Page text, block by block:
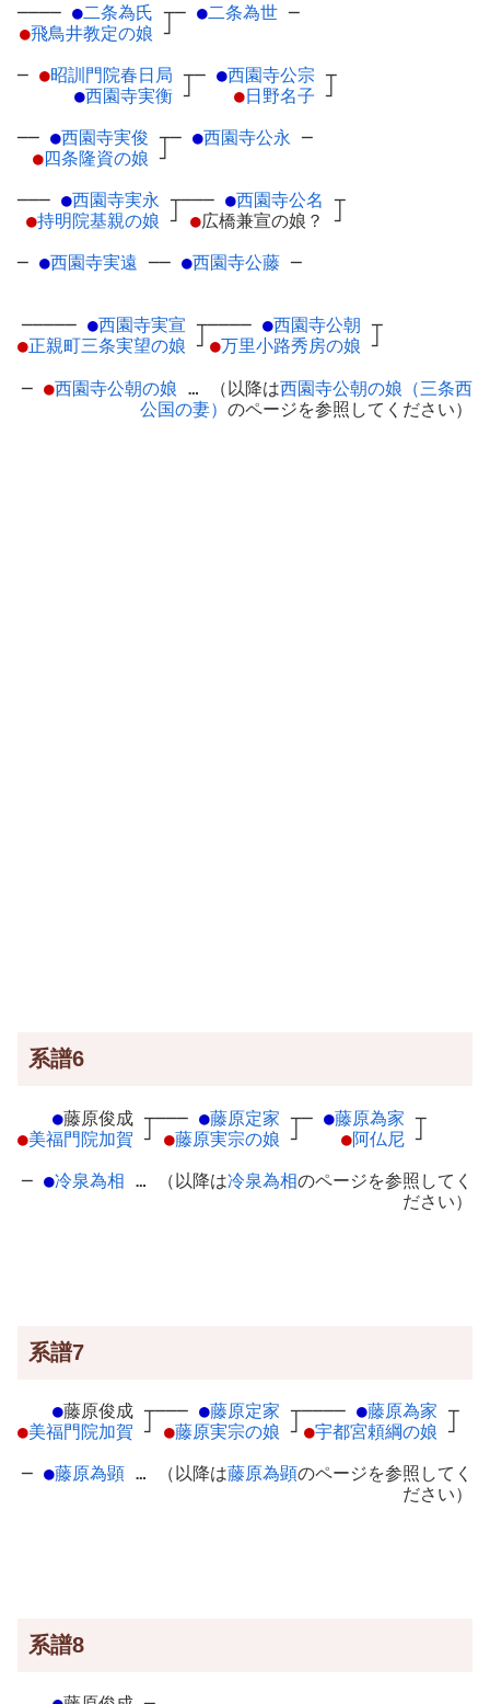
──── ●二条為氏 ┬
●飛鳥井教定の娘 ┘
─ ●二条為世 ─
─ ●昭訓門院春日局 ┬
●西園寺実衡 ┘
─ ●西園寺公宗 ┬
●日野名子 ┘
── ●西園寺実俊 ┬
●四条隆資の娘 ┘
─ ●西園寺公永 ─
─── ●西園寺実永 ┬
●持明院基親の娘 ┘
─── ●西園寺公名 ┬
●広橋兼宣の娘？ ┘
─ ●西園寺実遠 ── ●西園寺公藤 ─
───── ●西園寺実宣 ┬
●正親町三条実望の娘 ┘
──── ●西園寺公朝 ┬
●万里小路秀房の娘 ┘
─ ●西園寺公朝の娘 … （以降は西園寺公朝の娘（三条西
公国の妻） のページを参照してください）
系譜6
●藤原俊成 ┬
●美福門院加賀 ┘
─── ●藤原定家 ┬
●藤原実宗の娘 ┘
─ ●藤原為家 ┬
●阿仏尼 ┘
─ ●冷泉為相 … （以降は冷泉為相のページを参照してく
ださい）
系譜7
●藤原俊成 ┬
●美福門院加賀 ┘
─── ●藤原定家 ┬
●藤原実宗の娘 ┘
──── ●藤原為家 ┬
●宇都宮頼綱の娘 ┘
─ ●藤原為顕 … （以降は藤原為顕のページを参照してく
ださい）
系譜8